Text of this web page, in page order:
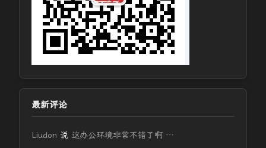
最新评论
Liudon 说 这办公环境非常不错了啊 …